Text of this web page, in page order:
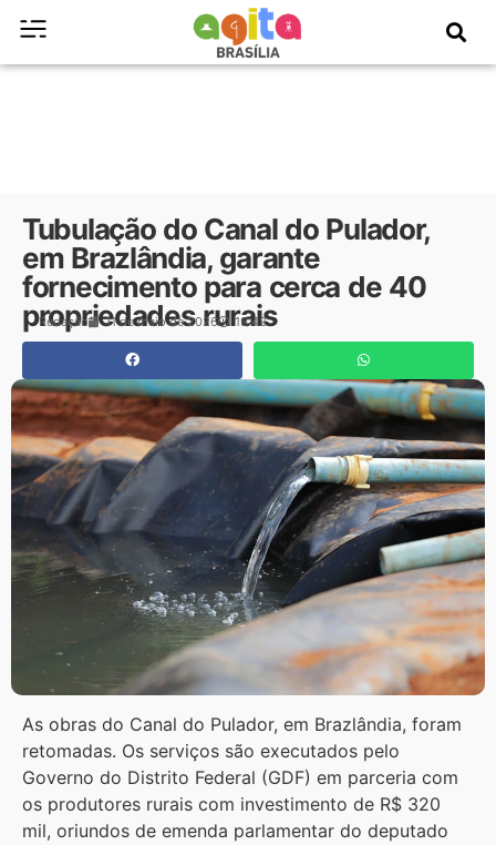
Tubulação do Canal do Pulador,
em Brazlândia, garante
fornecimento para cerca de 40
propriedades rurais
Redação 11 de maio de 2026 19:42
As obras do Canal do Pulador, em Brazlândia, foram
retomadas. Os serviços são executados pelo
Governo do Distrito Federal (GDF) em parceria com
os produtores rurais com investimento de R$ 320
mil, oriundos de emenda parlamentar do deputado